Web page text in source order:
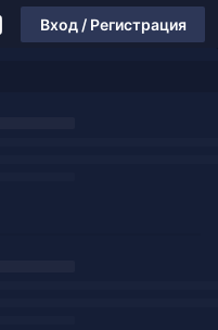
Вход / Регистрация